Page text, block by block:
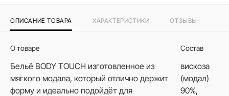
ОПИСАНИЕ ТОВАРА ХАРАКТЕРИСТИКИ ОТЗЫВЫ
О товаре
Бельё BODY TOUCH изготовленное из
мягкого модала, который отлично держит
форму и идеально подойдёт для
Состав
вискоза
(модал)
90%,